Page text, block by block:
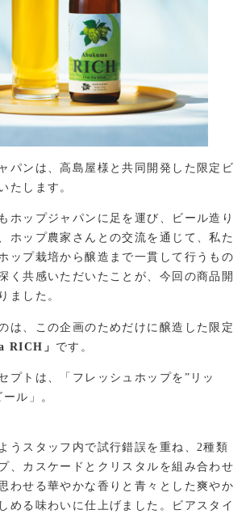
パンは、高島屋様と共同開発した限定ビ
たします。
ホップジャパンに足を運び、ビール造り
ホップ農家さんとの交流を通じて、私た
ップ栽培から醸造まで一貫して行うもの
く共感いただいたことが、今回の商品開
ました。
は、この企画のためだけに醸造した限定
RICH」 です。
プトは、「フレッシュホップを”リッ
ル」。
うスタッフ内で試行錯誤を重ね、2種類
、カスケードとクリスタルを組み合わせ
わせる華やかな香りと青々とした爽やか
める味わいに仕上げました。ビアスタイ